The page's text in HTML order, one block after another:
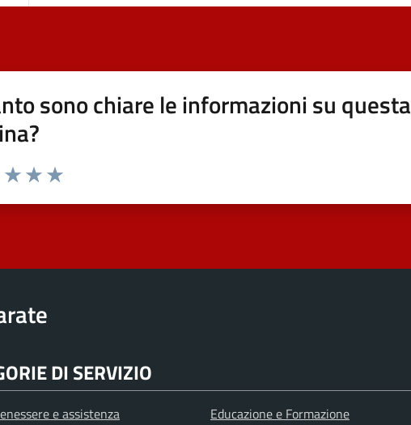
sono chiare le informazioni su questa
DI SERVIZIO
e assistenza
Educazione e Formazione